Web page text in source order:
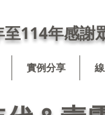
實例分享
114年感謝